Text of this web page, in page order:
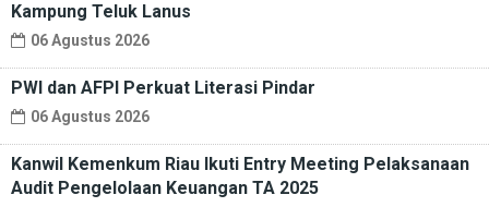
Kampung Teluk Lanus
06 Agustus 2026
PWI dan AFPI Perkuat Literasi Pindar
06 Agustus 2026
Kanwil Kemenkum Riau Ikuti Entry Meeting Pelaksanaan
Audit Pengelolaan Keuangan TA 2025